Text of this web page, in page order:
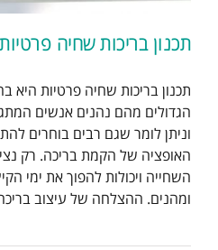
תכנון בריכות שחיה פרטיות
תכנון בריכות שחיה פרטיות היא
הגדולים מהם נהנים אנשים
וניתן לומר שגם רבים בוחרים
האופציה של הקמת בריכה. רק
השחייה ויכולות להפוך את ימי
ומהנים. ההצלחה של עיצוב